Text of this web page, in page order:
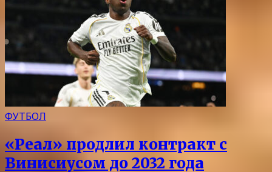
ФУТБОЛ
«Реал» продлил контракт с
Винисиусом до 2032 года